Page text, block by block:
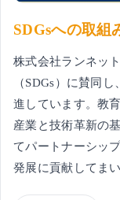
SDGsへの取組
株式会社ランネッ
（SDGs）に賛同
進しています。教
産業と技術革新の
てパートナーシッ
発展に貢献してまい